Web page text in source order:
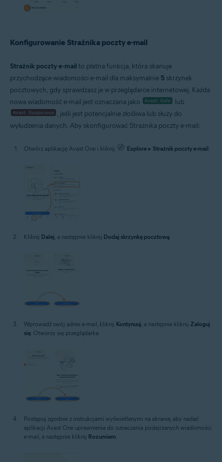
Konfigurowanie Strażnika poczty e-mail
Strażnik poczty e-mailto płatna funkcja, która skanuje
przychodzące wiadomości e-mail dla maksymalnie 5 skrzynek
pocztowych, gdy sprawdzasz je w przeglądarce internetowej. Każda
nowa wiadomość e-mail jest oznaczana jako
lub
, jeśli jest potencjalnie złośliwa lub służy do
wyłudzenia danych. Aby skonfigurować Strażnika poczty e-mail:
Otwórz aplikację Avast One i kliknij Explore ▸ Strażnik poczty e-mail.
Kliknij Dalej, a następnie kliknij Dodaj skrzynkę pocztową.
Wprowadź swój adres e-mail, kliknij Kontynuuj , a następnie kliknij Zaloguj
się . Otworzy się przeglądarka.
Postępuj zgodnie z instrukcjami wyświetlanymi na ekranie, aby nadać
aplikacji Avast One uprawnienia do oznaczania podejrzanych wiadomości
e-mail, a następnie kliknij Rozumiem